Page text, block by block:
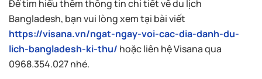
Để tìm hiểu thêm thông tin chi tiết về du lịch
Bangladesh, bạn vui lòng xem tại bài viết
https://visana.vn/ngat-ngay-voi-cac-dia-danh-du-
lich-bangladesh-ki-thu/ hoặc liên hệ Visana qua
0968.354.027 nhé.